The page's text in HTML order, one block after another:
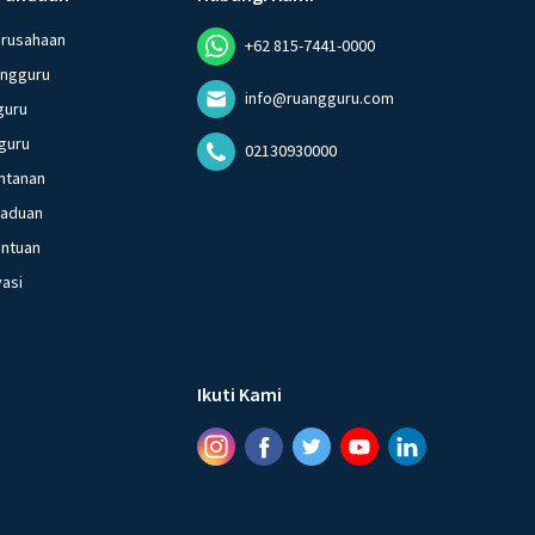
+62 815-7441-0000
info@ruangguru.com
02130930000
Ikuti Kami